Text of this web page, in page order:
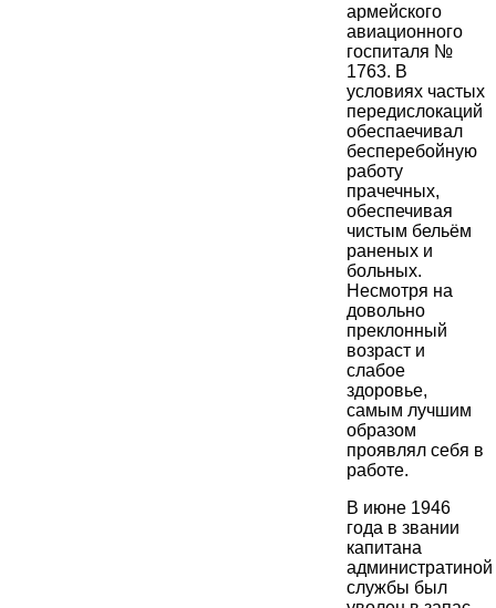
армейского
авиационного
госпиталя №
1763. В
условиях частых
передислокаций
обеспаечивал
бесперебойную
работу
прачечных,
обеспечивая
чистым бельём
раненых и
больных.
Несмотря на
довольно
преклонный
возраст и
слабое
здоровье,
самым лучшим
образом
проявлял себя в
работе.
В июне 1946
года в звании
капитана
администратиной
службы был